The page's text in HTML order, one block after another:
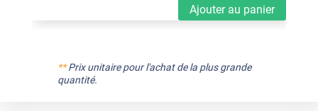
Ajouter au panier
**Prix unitaire pour l'achat de la plus grande
quantité.